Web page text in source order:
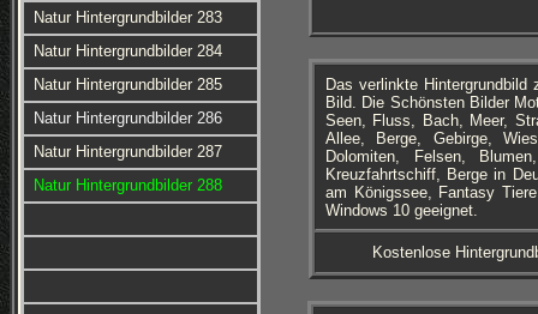
Natur Hintergrundbilder 283
Natur Hintergrundbilder 284
Natur Hintergrundbilder 285
Natur Hintergrundbilder 286
Natur Hintergrundbilder 287
Natur Hintergrundbilder 288
Das verlinkte
Bild. Die Schönsten Bilder
Seen, Fluss, Bach, Meer,
Allee, Berge, Gebirge,
Dolomiten, Felsen,
Kreuzfahrtschiff, Berge in
am Königssee, Fantasy
Windows 10 geeignet.
Kostenlose